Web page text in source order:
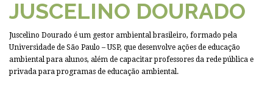
JUSCELINO DOURADO
Juscelino Dourado é um gestor ambiental brasileiro, formado pela
Universidade de São Paulo – USP, que desenvolve ações de educação
ambiental para alunos, além de capacitar professores da rede pública e
privada para programas de educação ambiental.